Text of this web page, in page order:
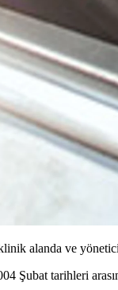
alanda ve
Şubat tarihleri